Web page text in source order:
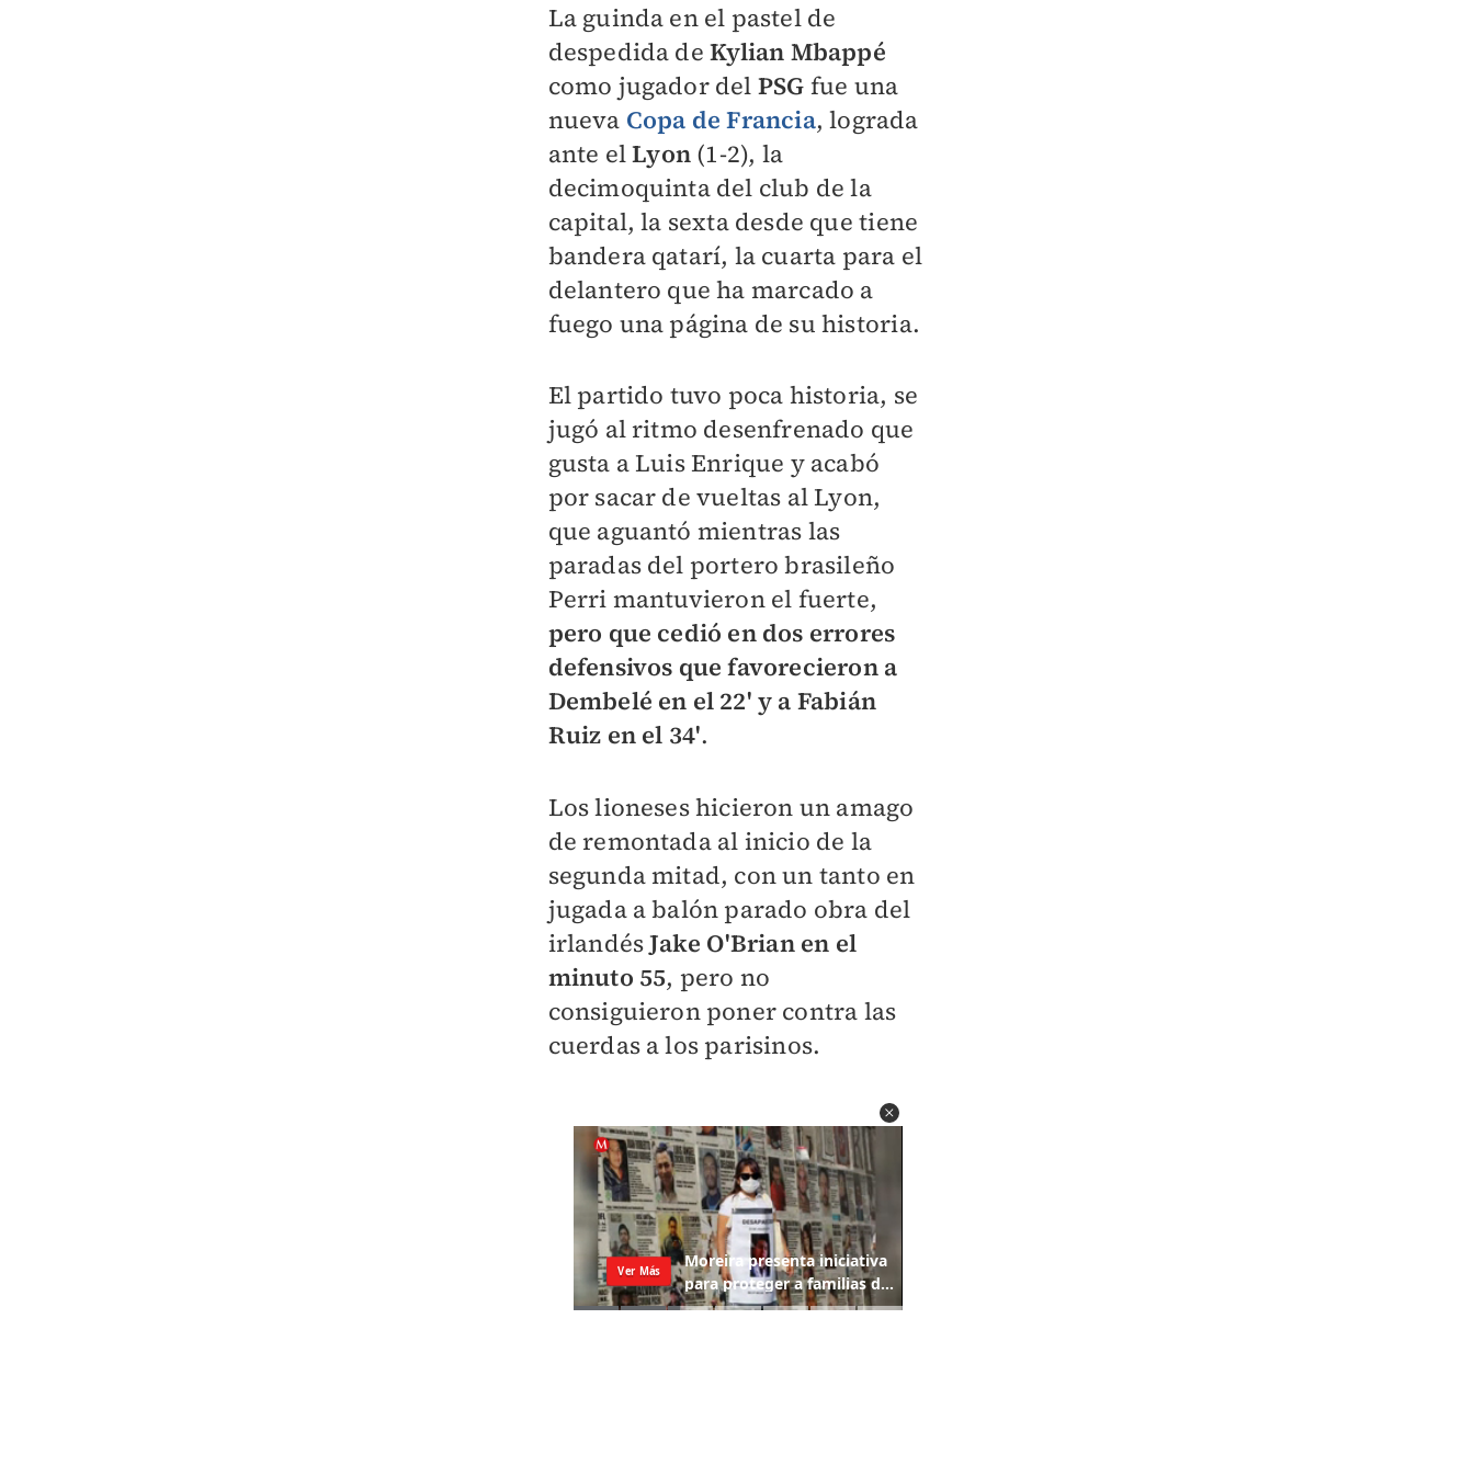
La guinda en el pastel de
despedida deKylian Mbappé
como jugador del PSG fue una
nueva Copa de Francia, lograda
ante elLyon (1-2), la
decimoquinta del club de la
capital, la sexta desde que tiene
bandera qatarí, la cuarta para el
delantero que ha marcado a
fuego una página de su historia.
El partido tuvo poca historia, se
jugó al ritmo desenfrenado que
gusta a Luis Enrique y acabó
por sacar de vueltas al Lyon,
que aguantó mientras las
paradas del portero brasileño
Perri mantuvieron el fuerte,
pero que cedió en dos errores
defensivos que favorecieron a
Dembelé en el 22' y a Fabián
Ruiz en el 34'.
Los lioneses hicieron un amago
de remontada al inicio de la
segunda mitad, con un tanto en
jugada a balón parado obra del
irlandésJake O'Brian en el
minuto 55, pero no
consiguieron poner contra las
cuerdas a los parisinos.